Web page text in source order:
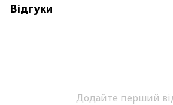
Відгуки
Додайте перший